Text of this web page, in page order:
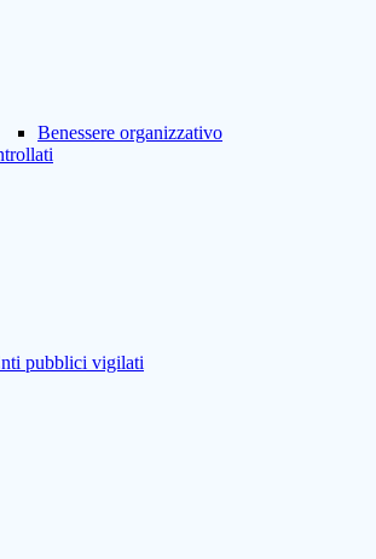
Benessere organizzativo
pubblici vigilati